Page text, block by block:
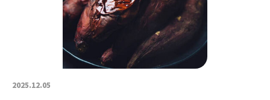
2025.12.05